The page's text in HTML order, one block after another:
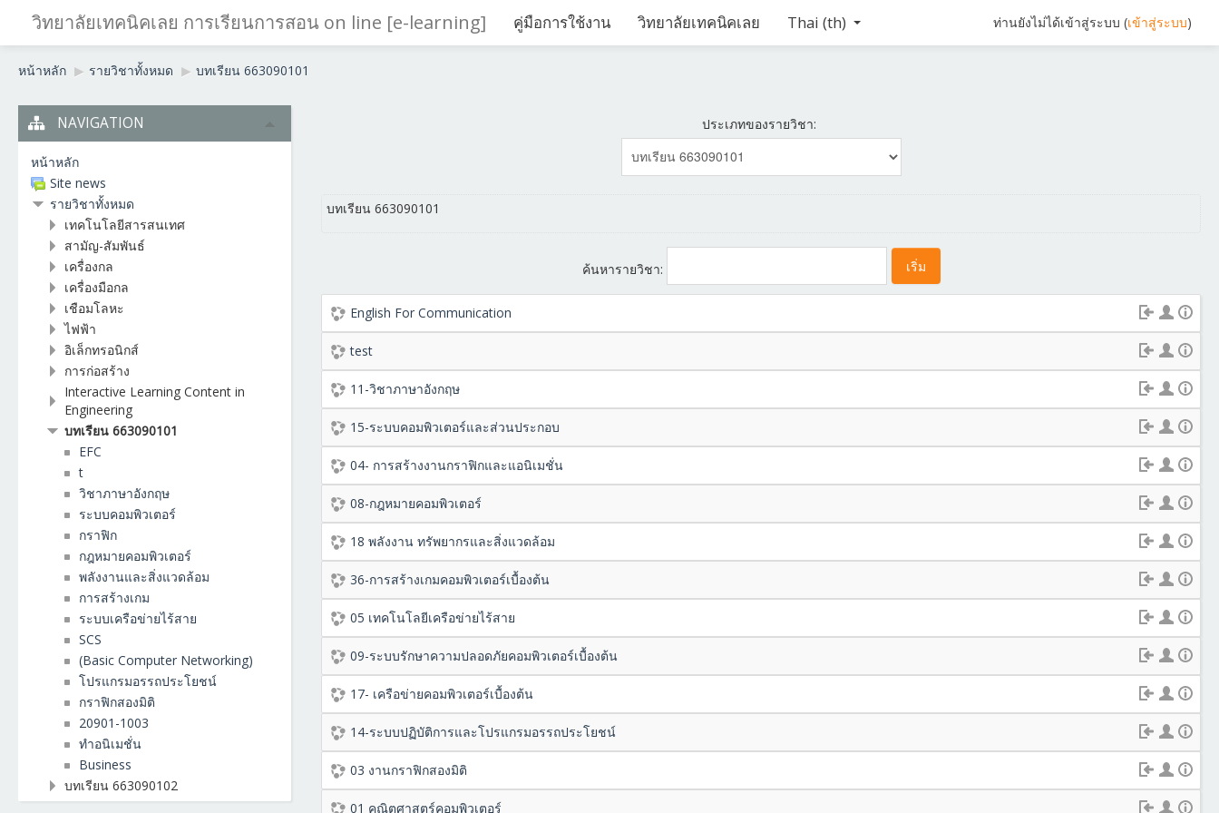
วิทยาลัยเทคนิคเลย การเรียนการสอน on line [e-learning] ท่านยังไม่ได้เข้าสู่ระบบ (เข้าสู่ระบบ)
คู่มือการใช้งาน วิทยาลัยเทคนิคเลย Thai ‎(th)‎
หน้าหลัก ▶︎ รายวิชาทั้งหมด ▶︎ บทเรียน 663090101
ประเภทของรายวิชา:
บทเรียน 663090101
ค้นหารายวิชา:
English For Communication
test
11-วิชาภาษาอังกฤษ
15-ระบบคอมพิวเตอร์และส่วนประกอบ
04- การสร้างงานกราฟิกและแอนิเมชั่น
08-กฎหมายคอมพิวเตอร์
18 พลังงาน ทรัพยากรและสิ่งแวดล้อม
36-การสร้างเกมคอมพิวเตอร์เบื้องต้น
05 เทคโนโลยีเครือข่ายไร้สาย
09-ระบบรักษาความปลอดภัยคอมพิวเตอร์เบื้องต้น
17- เครือข่ายคอมพิวเตอร์เบื้องต้น
14-ระบบปฏิบัติการและโปรแกรมอรรถประโยชน์
03 งานกราฟิกสองมิติ
01 คณิตศาสตร์คอมพิวเตอร์
NAVIGATION
หน้าหลัก
Site news
รายวิชาทั้งหมด
เทคโนโลยีสารสนเทศ
สามัญ-สัมพันธ์
เครื่องกล
เครื่องมือกล
เชือมโลหะ
ไฟฟ้า
อิเล็กทรอนิกส์
การก่อสร้าง
Interactive Learning Content in
Engineering
บทเรียน 663090101
EFC
t
วิชาภาษาอังกฤษ
ระบบคอมพิวเตอร์
กราฟิก
กฎหมายคอมพิวเตอร์
พลังงานและสิ่งแวดล้อม
การสร้างเกม
ระบบเครือข่ายไร้สาย
SCS
(Basic Computer Networking)
โปรแกรมอรรถประโยชน์
กราฟิกสองมิติ
20901-1003
ทำอนิเมชั่น
Business
บทเรียน 663090102